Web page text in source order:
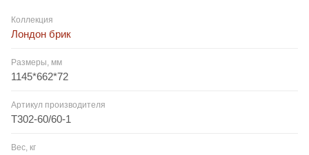
Коллекция
Лондон брик
Размеры, мм
1145*662*72
Артикул производителя
T302-60/60-1
Вес, кг